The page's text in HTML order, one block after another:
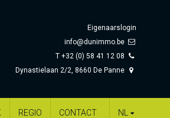
Eigenaarslogin
info@dunimmo.be
T +32 (0) 58 41 12 08
Dynastielaan 2/2, 8660 De Panne
REGIO CONTACT NL